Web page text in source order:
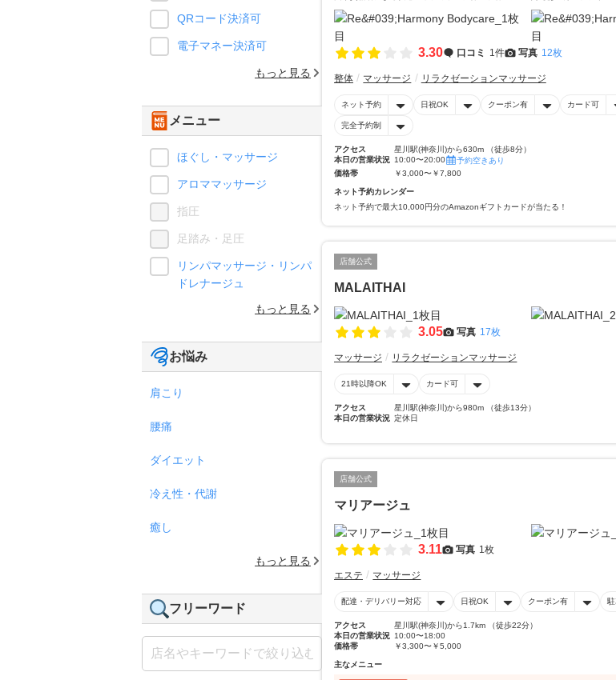
3.30 口コミ 1件 写真 12枚
整体 マッサージ リラクゼーションマッサージ
ネット予約 日祝OK クーポン有 カード可
完全予約制
アクセス
星川駅(神奈川)から630m （徒歩8分）
本日の営業状況 10:00〜20:00
予約空きあり
価格帯
￥3,000〜￥7,800
ネット予約カレンダー
ネット予約で最大10,000円分のAmazonギフトカードが当たる！
店舗公式
MALAITHAI
3.05 写真 17枚
マッサージ リラクゼーションマッサージ
21時以降OK カード可
アクセス
星川駅(神奈川)から980m （徒歩13分）
本日の営業状況 定休日
店舗公式
マリアージュ
3.11 写真 1枚
エステ マッサージ
配達・デリバリー対応 日祝OK クーポン有
アクセス
星川駅(神奈川)から1.7km （徒歩22分）
本日の営業状況 10:00〜18:00
価格帯
￥3,300〜￥5,000
主なメニュー
QRコード決済可
電子マネー決済可
もっと見る
メニュー
ほぐし・マッサージ
アロママッサージ
指圧
足踏み・足圧
リンパマッサージ・リンパ
ドレナージュ
もっと見る
お悩み
肩こり
腰痛
ダイエット
冷え性・代謝
癒し
もっと見る
フリーワード